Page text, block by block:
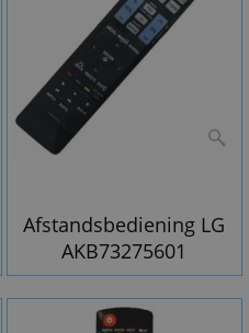
Afstandsbediening LG
AKB73275601